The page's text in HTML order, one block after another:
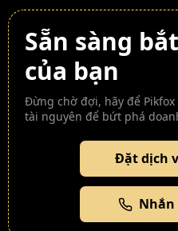
Sẵn sàng
của bạn
Đừng chờ đợi, hãy để
tài nguyên để bứt phá
Đặt dịch
Nhắn